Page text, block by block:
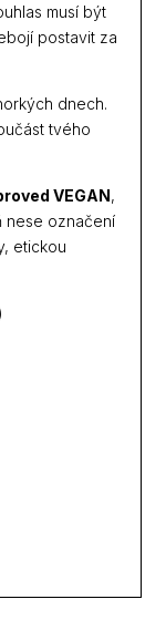
musí být
postavit za
dnech.
tvého
VEGAN,
nese označení
etickou